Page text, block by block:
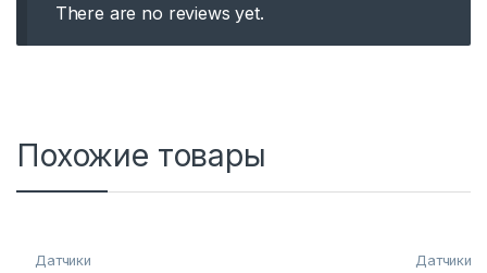
There are no reviews yet.
Похожие товары
Датчики Датчики